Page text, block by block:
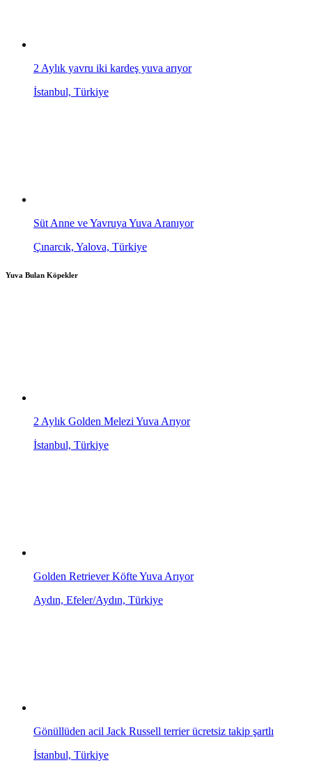
2 Aylık yavru iki kardeş yuva arıyor
İstanbul, Türkiye
Süt Anne ve Yavruya Yuva Aranıyor
Çınarcık, Yalova, Türkiye
Yuva Bulan Köpekler
2 Aylık Golden Melezi Yuva Arıyor
İstanbul, Türkiye
Golden Retriever Köfte Yuva Arıyor
Aydın, Efeler/Aydın, Türkiye
Gönüllüden acil Jack Russell terrier ücretsiz takip şartlı
İstanbul, Türkiye